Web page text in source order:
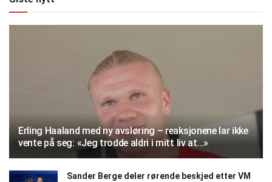
Erling Haaland med ny avsløring – reaksjonene lar ikke
vente på seg: «Jeg trodde aldri i mitt liv at…»
Sander Berge deler rørende beskjed etter VM